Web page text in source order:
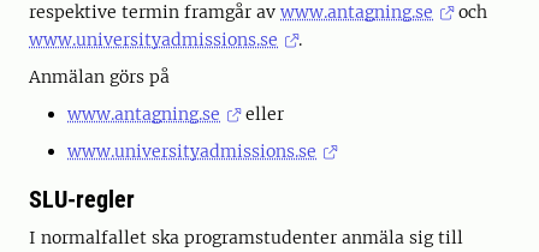
respektive termin framgår av www.antagning.se
och
www.universityadmissions.se
.
Anmälan görs på
www.antagning.se
eller
www.universityadmissions.se
SLU-regler
I normalfallet ska programstudenter anmäla sig till